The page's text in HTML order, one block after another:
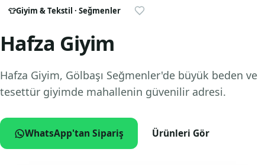
👕Giyim & Tekstil · Seğmenler
Hafza Giyim
Hafza Giyim, Gölbaşı Seğmenler'de büyük beden ve
tesettür giyimde mahallenin güvenilir adresi.
WhatsApp'tan Sipariş Ürünleri Gör